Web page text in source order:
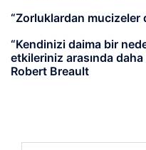
“Zorluklardan mucizeler
“Kendinizi daima bir
etkileriniz arasında
Robert Breault